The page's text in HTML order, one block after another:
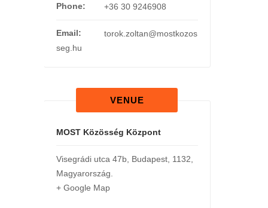
Phone: +36 30 9246908
Email:
torok.zoltan@mostkozos
seg.hu
VENUE
MOST Közösség Központ
Visegrádi utca 47b, Budapest, 1132
Magyarország
+ Google Map